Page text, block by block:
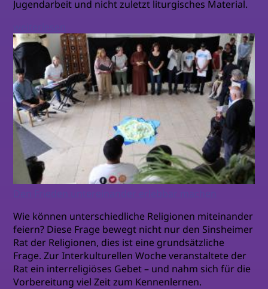
Jugendarbeit und nicht zuletzt liturgisches Material.
Wie können unterschiedliche Religionen miteinander
feiern? Diese Frage bewegt nicht nur den Sinsheimer
Rat der Religionen, dies ist eine grundsätzliche
Frage. Zur Interkulturellen Woche veranstaltete der
Rat ein interreligiöses Gebet – und nahm sich für die
Vorbereitung viel Zeit zum Kennenlernen.